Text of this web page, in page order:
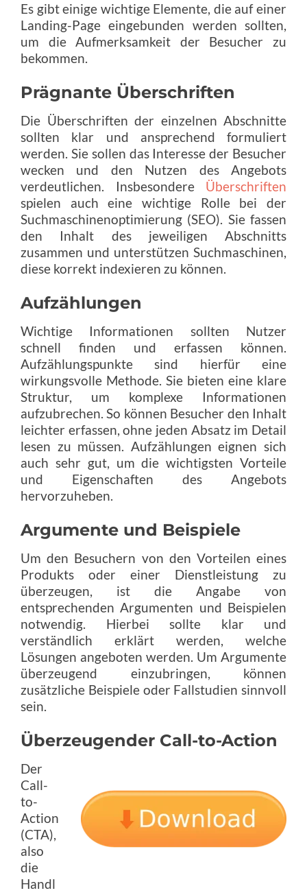
Es gibt einige wichtige Elemente, die auf einer
Landing-Page eingebunden werden sollten,
um die Aufmerksamkeit der Besucher zu
bekommen.
Prägnante Überschriften
Die Überschriften der einzelnen Abschnitte
sollten klar und ansprechend formuliert
werden. Sie sollen das Interesse der Besucher
wecken und den Nutzen des Angebots
verdeutlichen. Insbesondere Überschriften
spielen auch eine wichtige Rolle bei der
Suchmaschinenoptimierung (SEO). Sie fassen
den Inhalt des jeweiligen Abschnitts
zusammen und unterstützen Suchmaschinen,
diese korrekt indexieren zu können.
Aufzählungen
Wichtige Informationen sollten Nutzer
schnell finden und erfassen können.
Aufzählungspunkte sind hierfür eine
wirkungsvolle Methode. Sie bieten eine klare
Struktur, um komplexe Informationen
aufzubrechen. So können Besucher den Inhalt
leichter erfassen, ohne jeden Absatz im Detail
lesen zu müssen. Aufzählungen eignen sich
auch sehr gut, um die wichtigsten Vorteile
und Eigenschaften des Angebots
hervorzuheben.
Argumente und Beispiele
Um den Besuchern von den Vorteilen eines
Produkts oder einer Dienstleistung zu
überzeugen, ist die Angabe von
entsprechenden Argumenten und Beispielen
notwendig. Hierbei sollte klar und
verständlich erklärt werden, welche
Lösungen angeboten werden. Um Argumente
überzeugend einzubringen, können
zusätzliche Beispiele oder Fallstudien sinnvoll
sein.
Überzeugender Call-to-Action
Der
Call-
to-
Action
(CTA),
also
die
Handl